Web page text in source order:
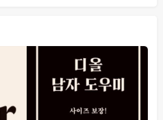
하게 이빠이 하겠습니다 !!